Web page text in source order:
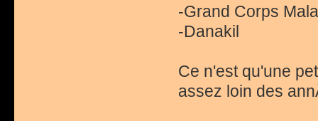
-Grand Corps
-Danakil
Ce n'est qu'une
assez loin des